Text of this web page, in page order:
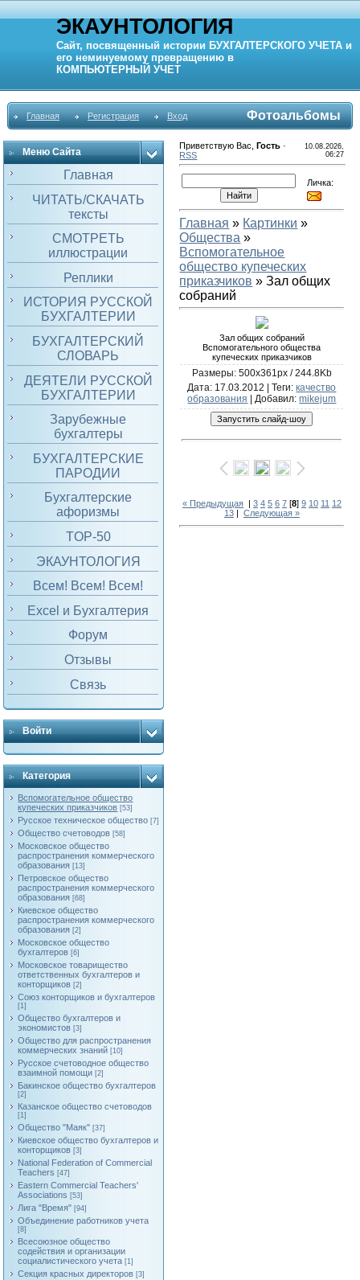
ЭКАУНТОЛОГИЯ
Сайт, посвященный истории БУХГАЛТЕРСКОГО УЧЕТА и
его неминуемому превращению в
КОМПЬЮТЕРНЫЙ УЧЕТ
Главная Регистрация Вход Фотоальбомы
Меню Сайта
Главная
ЧИТАТЬ/СКАЧАТЬ
тексты
СМОТРЕТЬ
иллюстрации
Реплики
ИСТОРИЯ РУССКОЙ
БУХГАЛТЕРИИ
БУХГАЛТЕРСКИЙ
СЛОВАРЬ
ДЕЯТЕЛИ РУССКОЙ
БУХГАЛТЕРИИ
Зарубежные
бухгалтеры
БУХГАЛТЕРСКИЕ
ПАРОДИИ
Бухгалтерские
афоризмы
TOP-50
ЭКАУНТОЛОГИЯ
Всем! Всем! Всем!
Excel и Бухгалтерия
Форум
Отзывы
Связь
Войти
Категория
Вспомогательное общество
купеческих приказчиков [53]
Русское техническое общество [7]
Общество счетоводов [58]
Московское общество
распространения коммерческого
образования [13]
Петровское общество
распространения коммерческого
образования [68]
Киевское общество
распространения коммерческого
образования [2]
Московское общество
бухгалтеров [6]
Московское товарищество
ответственных бухгалтеров и
конторщиков [2]
Союз конторщиков и бухгалтеров
[1]
Общество бухгалтеров и
экономистов [3]
Общество для распространения
коммерческих знаний [10]
Русское счетоводное общество
взаимной помощи [2]
Бакинское общество бухгалтеров
[2]
Казанское общество счетоводов
[1]
Общество "Маяк" [37]
Киевское общество бухгалтеров и
конторщиков [3]
National Federation of Commercial
Teachers [47]
Eastern Commercial Teachers'
Associations [53]
Лига "Время" [94]
Объединение работников учета
[8]
Всесоюзное общество
содействия и организации
социалистического учета [1]
Секция красных директоров [3]
Приветствую Вас ,Гость ·
RSS
10.08.2026,
06:27
Личка:
Главная » Картинки »
Общества »
Вспомогательное
общество купеческих
приказчиков » Зал общих
собраний
Зал общих собраний
Вспомогательного общества
купеческих приказчиков
Размеры: 500x361px / 244.8Kb
Дата: 17.03.2012 |Теги:качество
образования
|Добавил:mikejum
« Предыдущая| 3 4 5 6 7[8] 9 10 11 12
13| Следующая »